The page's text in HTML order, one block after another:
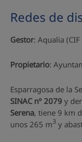
Redes de
Gestor: Aqualia
Propietario:
Esparragosa de la
SINAC nº 2079 y
Serena, tiene 9 km
unos 265 m3 y